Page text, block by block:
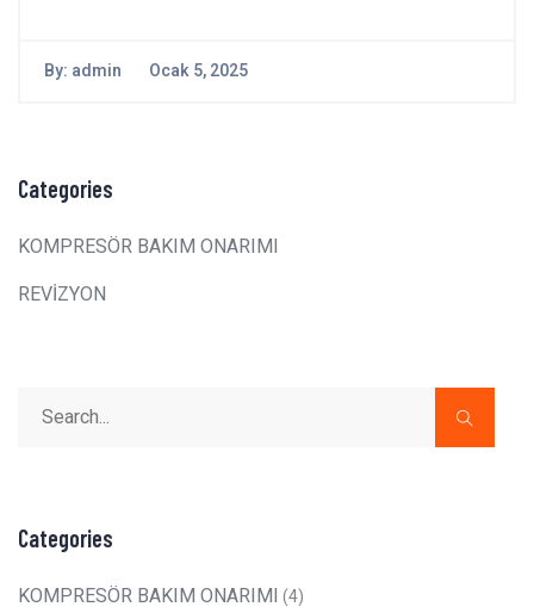
By: admin Ocak 5, 2025
Categories
KOMPRESÖR BAKIM ONARIMI
REVİZYON
Categories
KOMPRESÖR BAKIM ONARIMI (4)